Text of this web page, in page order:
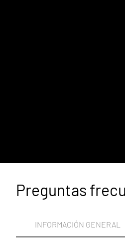
Preguntas
INFORMACIÓN GENERAL